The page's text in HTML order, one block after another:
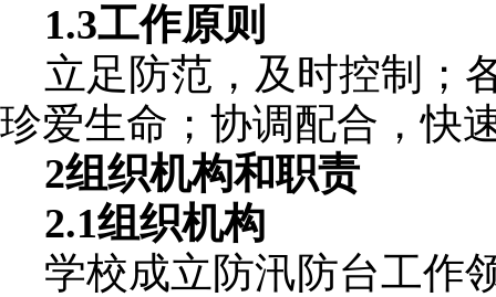
1.3工作原则
立足防范，及时控制；
珍爱生命；协调配合，快
2组织机构和职责
2.1组织机构
学校成立防汛防台工作